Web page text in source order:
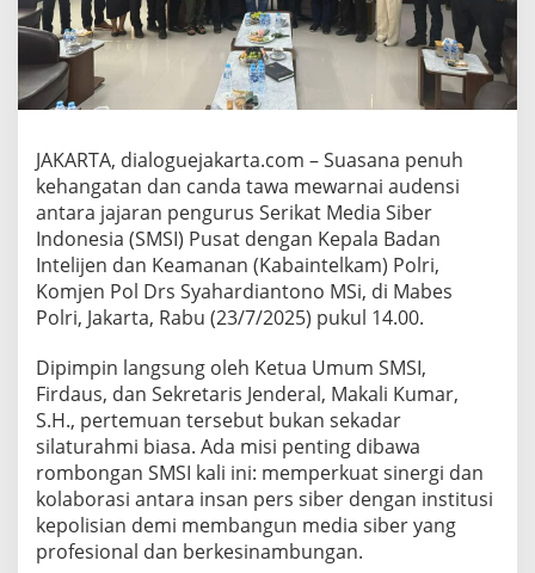
P
u
s
a
t
i
r
d
a
u
s
a
n
e
k
e
n
M
a
k
a
l
JAKARTA, dialoguejakarta.com – Suasana penuh
kehangatan dan canda tawa mewarnai audensi
antara jajaran pengurus Serikat Media Siber
Indonesia (SMSI) Pusat dengan Kepala Badan
Intelijen dan Keamanan (Kabaintelkam) Polri,
Komjen Pol Drs Syahardiantono MSi, di Mabes
Polri, Jakarta, Rabu (23/7/2025) pukul 14.00.
Dipimpin langsung oleh Ketua Umum SMSI,
Firdaus, dan Sekretaris Jenderal, Makali Kumar,
S.H., pertemuan tersebut bukan sekadar
silaturahmi biasa. Ada misi penting dibawa
rombongan SMSI kali ini: memperkuat sinergi dan
kolaborasi antara insan pers siber dengan institusi
kepolisian demi membangun media siber yang
profesional dan berkesinambungan.